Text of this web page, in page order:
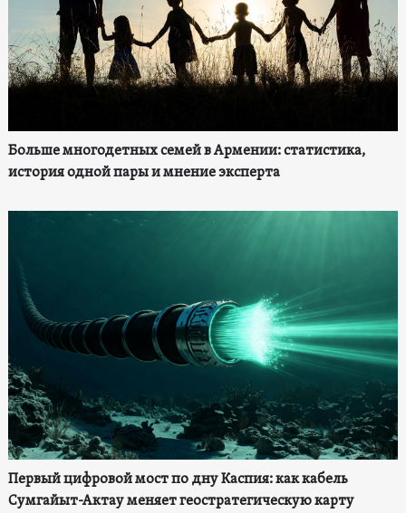
Больше многодетных семей в Армении: статистика,
история одной пары и мнение эксперта
Первый цифровой мост по дну Каспия: как кабель
Сумгайыт-Актау меняет геостратегическую карту